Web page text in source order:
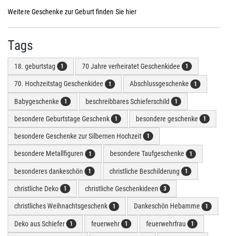
Weitere Geschenke zur Geburt finden Sie hier
Tags
18. geburtstag 1 70 Jahre verheiratet Geschenkidee 1
70. Hochzeitstag Geschenkidee 1 Abschlussgeschenke 1
Babygeschenke 1 beschreibbares Schieferschild 1
besondere Geburtstage Geschenk 1 besondere geschenke 1
besondere Geschenke zur Silbernen Hochzeit 1
besondere Metallfiguren 1 besondere Taufgeschenke 1
besonderes dankeschön 1 christliche Beschilderung 1
christliche Deko 1 christliche Geschenkideen 3
christliches Weihnachtsgeschenk 1 Dankeschön Hebamme 1
Deko aus Schiefer 1 feuerwehr 1 feuerwehrfrau 1